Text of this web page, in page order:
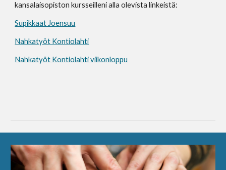
kansalaisopiston kursseilleni alla olevista linkeistä:
Supikkaat Joensuu
Nahkatyöt Kontiolahti
Nahkatyöt Kontiolahti viikonloppu